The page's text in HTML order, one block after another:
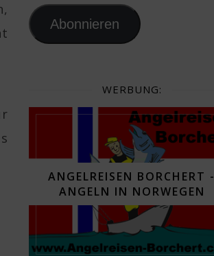
Abonnieren
WERBUNG:
ANGELREISEN BORCHERT -
ANGELN IN NORWEGEN